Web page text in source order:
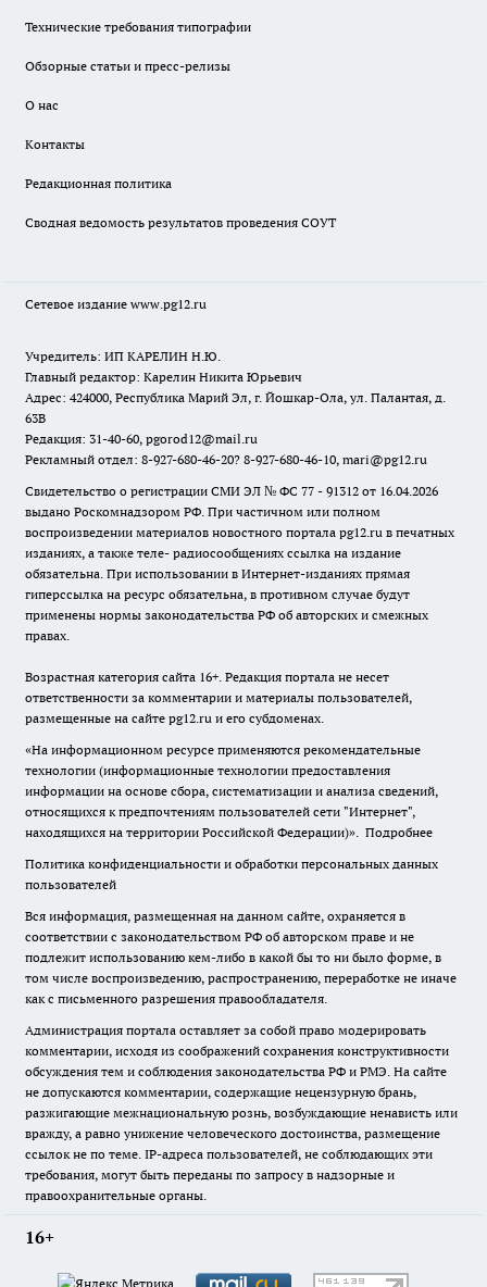
Технические требования типографии
Обзорные статьи и пресс-релизы
О нас
Контакты
Редакционная политика
Сводная ведомость результатов проведения СОУТ
Сетевое издание www.pg12.ru
Учредитель: ИП КАРЕЛИН Н.Ю.
Главный редактор: Карелин Никита Юрьевич
Адрес: 424000, Республика Марий Эл, г. Йошкар-Ола, ул. Палантая, д.
63В
Редакция: 31-40-60, pgorod12@mail.ru
Рекламный отдел: 8-927-680-46-20? 8-927-680-46-10, mari@pg12.ru
Свидетельство о регистрации СМИ ЭЛ № ФС 77 - 91312 от 16.04.2026
выдано Роскомнадзором РФ. При частичном или полном
воспроизведении материалов новостного портала pg12.ru в печатных
изданиях, а также теле- радиосообщениях ссылка на издание
обязательна. При использовании в Интернет-изданиях прямая
гиперссылка на ресурс обязательна, в противном случае будут
применены нормы законодательства РФ об авторских и смежных
правах.
Возрастная категория сайта 16+. Редакция портала не несет
ответственности за комментарии и материалы пользователей,
размещенные на сайте pg12.ru и его субдоменах.
«На информационном ресурсе применяются рекомендательные
технологии (информационные технологии предоставления
информации на основе сбора, систематизации и анализа сведений,
относящихся к предпочтениям пользователей сети "Интернет",
находящихся на территории Российской Федерации)». Подробнее
Политика конфиденциальности и обработки персональных данных
пользователей
Вся информация, размещенная на данном сайте, охраняется в
соответствии с законодательством РФ об авторском праве и не
подлежит использованию кем-либо в какой бы то ни было форме, в
том числе воспроизведению, распространению, переработке не иначе
как с письменного разрешения правообладателя.
Администрация портала оставляет за собой право модерировать
комментарии, исходя из соображений сохранения конструктивности
обсуждения тем и соблюдения законодательства РФ и РМЭ. На сайте
не допускаются комментарии, содержащие нецензурную брань,
разжигающие межнациональную рознь, возбуждающие ненависть или
вражду, а равно унижение человеческого достоинства, размещение
ссылок не по теме. IP-адреса пользователей, не соблюдающих эти
требования, могут быть переданы по запросу в надзорные и
правоохранительные органы.
16+